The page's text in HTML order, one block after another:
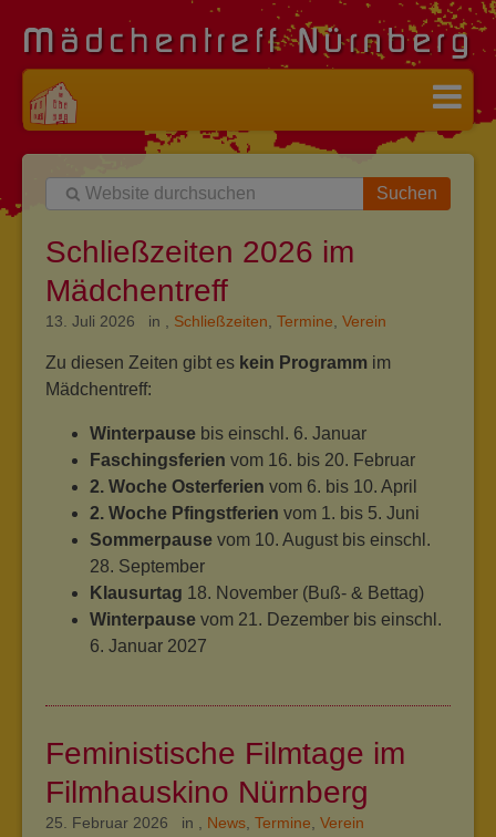
Suchen
Schließzeiten 2026 im
Mädchentreff
13. Juli 2026 in , Schließzeiten, Termine, Verein
Zu diesen Zeiten gibt es kein Programm im
Mädchentreff:
Winterpause bis einschl. 6. Januar
Faschingsferien vom 16. bis 20. Februar
2. Woche Osterferien vom 6. bis 10. April
2. Woche Pfingstferien vom 1. bis 5. Juni
Sommerpause vom 10. August bis einschl.
28. September
Klausurtag 18. November (Buß- & Bettag)
Winterpause vom 21. Dezember bis einschl.
6. Januar 2027
Feministische Filmtage im
Filmhauskino Nürnberg
25. Februar 2026 in , News, Termine, Verein